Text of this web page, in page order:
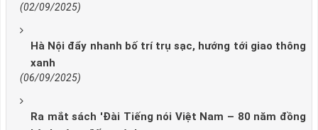
(02/09/2025)
Hà Nội đẩy nhanh bố trí trụ sạc, hướng tới giao thông
xanh
(06/09/2025)
Ra mắt sách 'Đài Tiếng nói Việt Nam – 80 năm đồng